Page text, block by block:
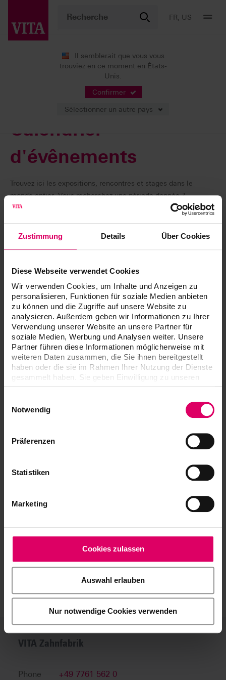
Zustimmung Details Über Cookies
Diese Webseite verwendet Cookies
Wir verwenden Cookies, um Inhalte und Anzeigen zu
personalisieren, Funktionen für soziale Medien anbieten
zu können und die Zugriffe auf unsere Website zu
analysieren. Außerdem geben wir Informationen zu Ihrer
Verwendung unserer Website an unsere Partner für
soziale Medien, Werbung und Analysen weiter. Unsere
Partner führen diese Informationen möglicherweise mit
weiteren Daten zusammen, die Sie ihnen bereitgestellt
haben oder die sie im Rahmen Ihrer Nutzung der Dienste
gesammelt haben. Sie geben Einwilligung zu unseren
Notwendig
Präferenzen
Statistiken
Marketing
Cookies zulassen
Auswahl erlauben
Nur notwendige Cookies verwenden
FR, US
Il semblerait que vous vous
trouviez en ce moment en États-
Unis.
Confirmer
Sélectionner un autre pays
Calendrier d'événements
Calendrier
d'évênements
Trouvez ici les expositions, rencontres et stages dans le
monde entier. Vous recherchez une période donnée ?
Utilisez la fonction filtre pour cibler le pays, le lieu et la
manifestations afin de
trouver rapidement la
manifestation souhaitée.
Cours
Salon
Effacer le filtre
DENTEX Brussels, Belgium
VITA Zahnfabrik
Phone +49 7761 562 0